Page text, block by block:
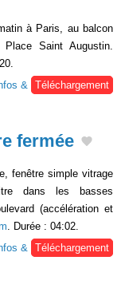
à Paris, au balcon
Saint Augustin.
&
Téléchargement
fermée
fenêtre simple vitrage
dans les basses
(accélération et
. Durée : 04:02.
&
Téléchargement